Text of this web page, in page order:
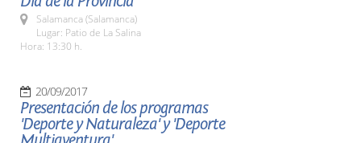
Salamanca (Salamanca)
Lugar: Patio de La Salina
Hora: 13:30 h.
20/09/2017
Presentación de los programas
'Deporte y Naturaleza' y 'Deporte